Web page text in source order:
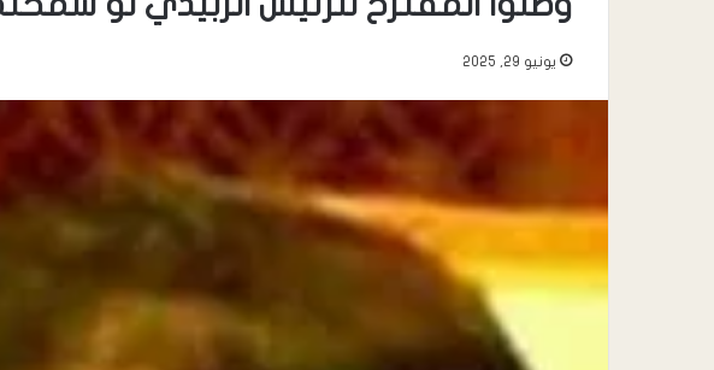
يونيو 29, 2025
القائد محمد علي الحوشبي “أبو
خطاب” يعزي في وفاة المناضل سعيد
صالح المقرعي